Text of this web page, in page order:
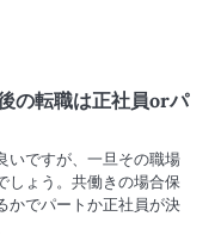
の転職は正社員orパ
いですが、一旦その職場
しょう。共働きの場合保
かでパートか正社員が決